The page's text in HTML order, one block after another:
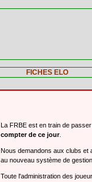
FICHES ELO
La FRBE est en train de
compter de ce jour.
Nous demandons aux clubs et
au nouveau système de
Toute l'administration des